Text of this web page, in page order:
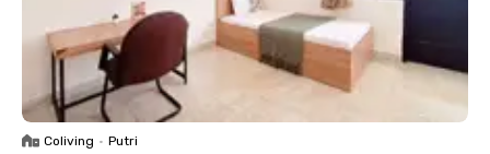
Coliving • Putri